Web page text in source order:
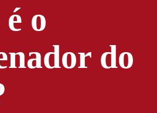
o
do